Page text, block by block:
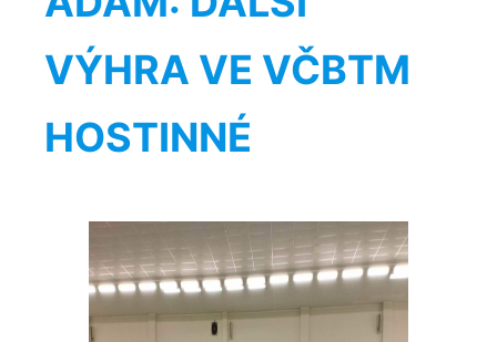
VÝHRA VE VČBTM
HOSTINNÉ